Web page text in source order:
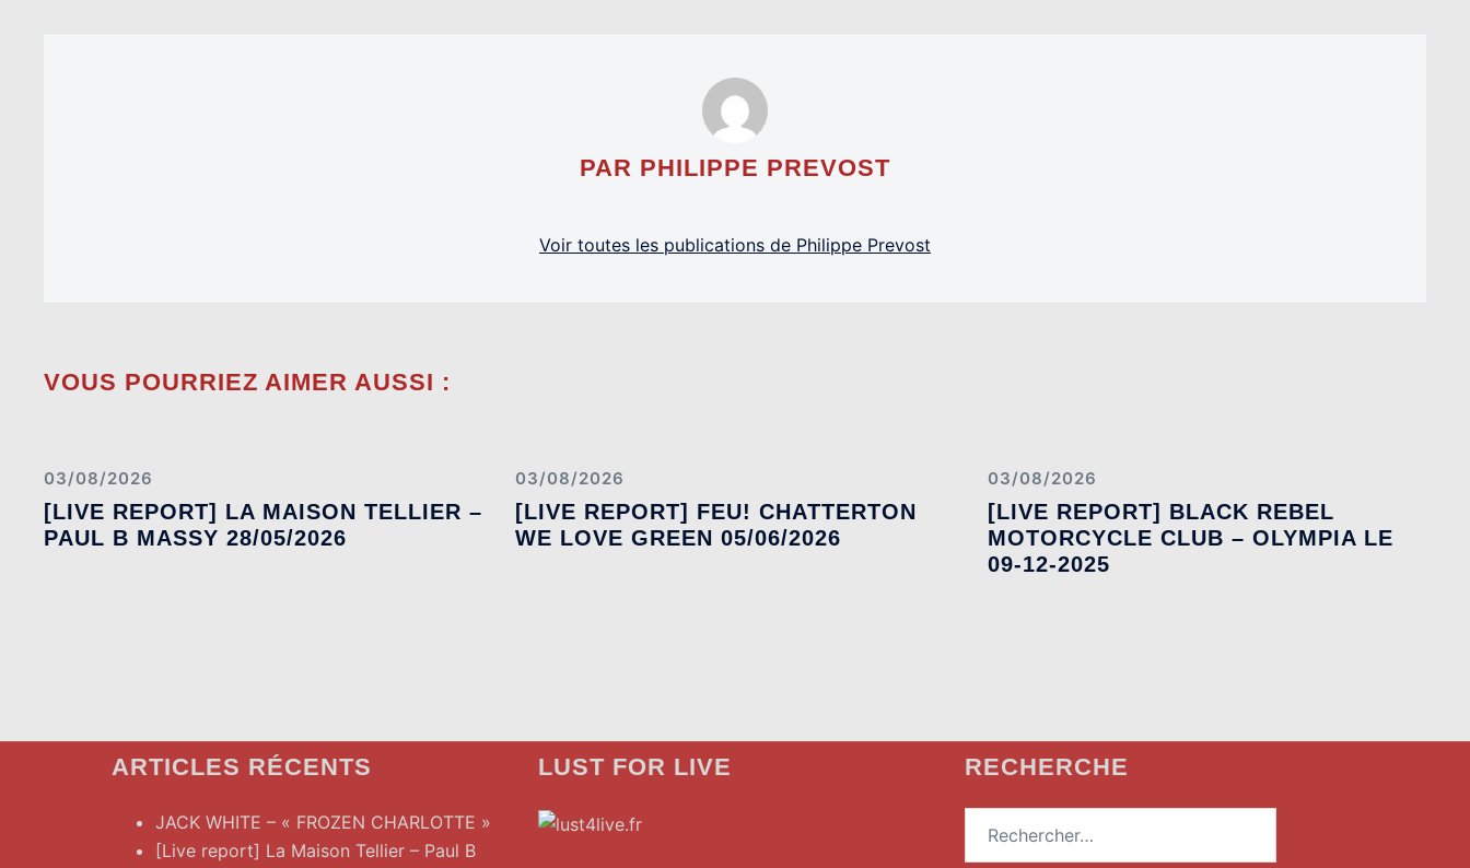
PAR PHILIPPE PREVOST
Voir toutes les publications de Philippe Prevost
VOUS POURRIEZ AIMER AUSSI :
03/08/2026
[LIVE REPORT] LA MAISON TELLIER –
PAUL B MASSY 28/05/2026
03/08/2026
[LIVE REPORT] FEU! CHATTERTON
WE LOVE GREEN 05/06/2026
03/08/2026
[LIVE REPORT] BLACK REBEL
MOTORCYCLE CLUB – OLYMPIA LE
09-12-2025
ARTICLES RÉCENTS
JACK WHITE – « FROZEN CHARLOTTE »
[Live report] La Maison Tellier – Paul B
LUST FOR LIVE RECHERCHE